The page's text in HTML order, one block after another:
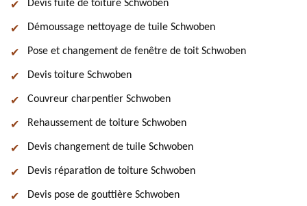
Devis fuite de toiture Schwoben
Démoussage nettoyage de tuile Schwoben
Pose et changement de fenêtre de toit Schwoben
Devis toiture Schwoben
Couvreur charpentier Schwoben
Rehaussement de toiture Schwoben
Devis changement de tuile Schwoben
Devis réparation de toiture Schwoben
Devis pose de gouttière Schwoben